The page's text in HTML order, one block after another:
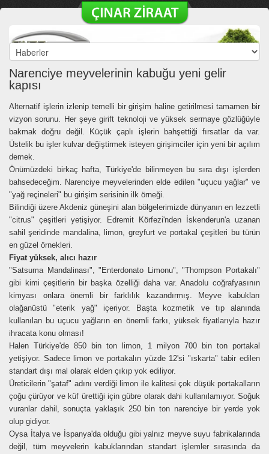
Narenciye meyvelerinin kabuğu yeni gelir
kapısı
Alternatif işlerin izlenip temelli bir girişim haline getirilmesi tamamen bir
vizyon sorunu. Her şeye girift teknoloji ve yüksek sermaye gözlüğüyle
bakmak doğru değil. Küçük çaplı işlerin bahşettiği fırsatlar da var.
Üstelik bu işler kulvar değiştirmek isteyen girişimciler için yeni bir açılım
demek.
Önümüzdeki birkaç hafta, Türkiye'de bilinmeyen bu sıra dışı işlerden
bahsedeceğim. Narenciye meyvelerinden elde edilen "uçucu yağlar" ve
"yağ reçineleri" bu girişim serisinin ilk örneği.
Bilindiği üzere Akdeniz güneşini alan bölgelerimizde dünyanın en lezzetli
"citrus" çeşitleri yetişiyor. Edremit Körfezi'nden İskenderun'a uzanan
sahil şeridinde mandalina, limon, greyfurt ve portakal çeşitleri bu türün
en güzel örnekleri.
Fiyat yüksek, alıcı hazır
"Satsuma Mandalinası", "Enterdonato Limonu", "Thompson Portakalı"
gibi kimi çeşitlerin bir başka özelliği daha var. Anadolu coğrafyasının
kimyası onlara önemli bir farklılık kazandırmış. Meyve kabukları
olağanüstü "eterik yağ" içeriyor. Başta kozmetik ve tıp alanında
kullanılan bu uçucu yağların en önemli farkı, yüksek fiyatlarıyla hazır
ihracata konu olması!
Halen Türkiye'de 850 bin ton limon, 1 milyon 700 bin ton portakal
yetişiyor. Sadece limon ve portakalın yüzde 12'si "ıskarta" tabir edilen
standart dışı mal olarak elden çıkıp yok ediliyor.
Üreticilerin "şataf" adını verdiği limon ile kalitesi çok düşük portakalların
çoğu çürüyor ve küf ürettiği için gübre olarak dahi kullanılamıyor. Soğuk
vuranlar dahil, sonuçta yaklaşık 250 bin ton narenciye bir yerde yok
olup gidiyor.
Oysa İtalya ve İspanya'da olduğu gibi yalnız meyve suyu fabrikalarında
değil, tüm meyvelerin kabuklarından standart işlemler sırasında da